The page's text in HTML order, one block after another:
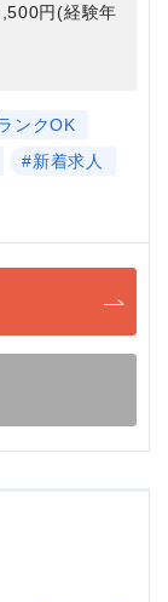
円(経験年
ンクOK
#新着求人